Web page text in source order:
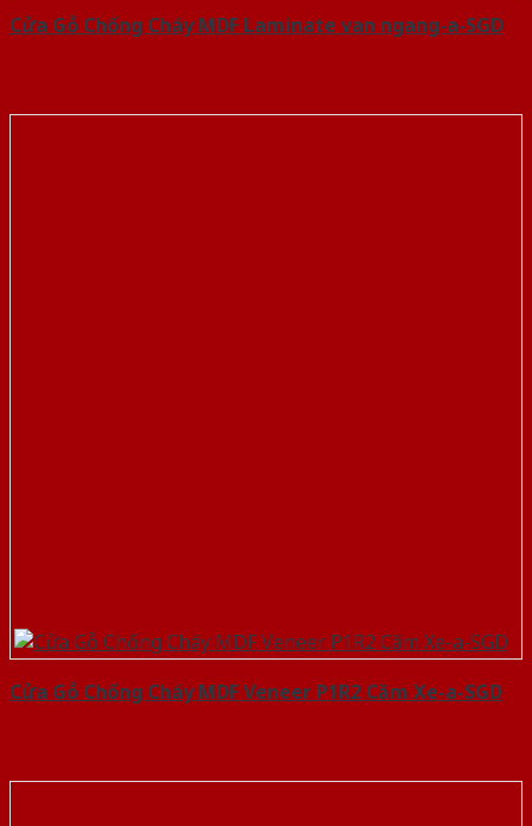
Cửa Gỗ Chống Cháy MDF Laminate van ngang-a-SGD
Cửa Gỗ Chống Cháy MDF Veneer P1R2 Căm Xe-a-SGD